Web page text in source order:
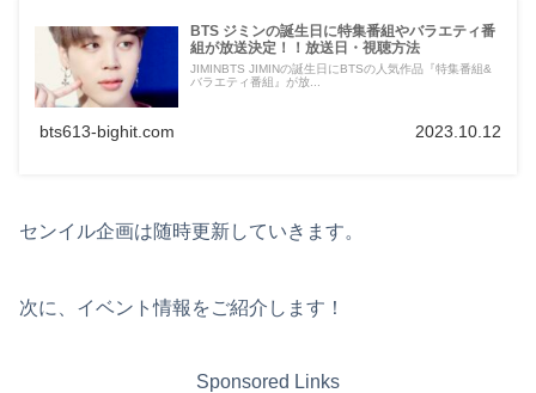
BTS ジミンの誕生日に特集番組やバラエティ番
組が放送決定！！放送日・視聴方法
JIMINBTS JIMINの誕生日にBTSの人気作品『特集番組&
バラエティ番組』が放...
bts613-bighit.com 2023.10.12
センイル企画は随時更新していきます。
次に、イベント情報をご紹介します！
Sponsored Links